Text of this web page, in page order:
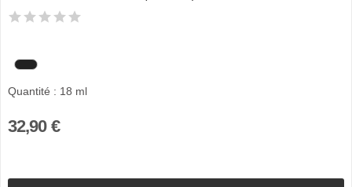
Quantité : 18 ml
32,90 €